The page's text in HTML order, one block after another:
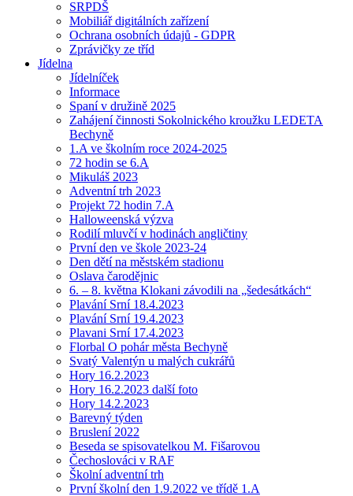
SRPDŠ
Mobiliář digitálních zařízení
Ochrana osobních údajů - GDPR
Zprávičky ze tříd
Jídelna
Jídelníček
Informace
Spaní v družině 2025
Zahájení činnosti Sokolnického kroužku LEDETA
Bechyně
1.A ve školním roce 2024-2025
72 hodin se 6.A
Mikuláš 2023
Adventní trh 2023
Projekt 72 hodin 7.A
Halloweenská výzva
Rodilí mluvčí v hodinách angličtiny
První den ve škole 2023-24
Den dětí na městském stadionu
Oslava čarodějnic
6. – 8. května Klokani závodili na „šedesátkách“
Plavání Srní 18.4.2023
Plavání Srní 19.4.2023
Plavani Srní 17.4.2023
Florbal O pohár města Bechyně
Svatý Valentýn u malých cukrářů
Hory 16.2.2023
Hory 16.2.2023 další foto
Hory 14.2.2023
Barevný týden
Bruslení 2022
Beseda se spisovatelkou M. Fišarovou
Čechoslováci v RAF
Školní adventní trh
První školní den 1.9.2022 ve třídě 1.A